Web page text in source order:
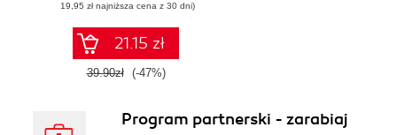
(19,95 zł najniższa cena z 30 dni)
21.15 zł
39.90zł (-47%)
Program partnerski - zarabiaj